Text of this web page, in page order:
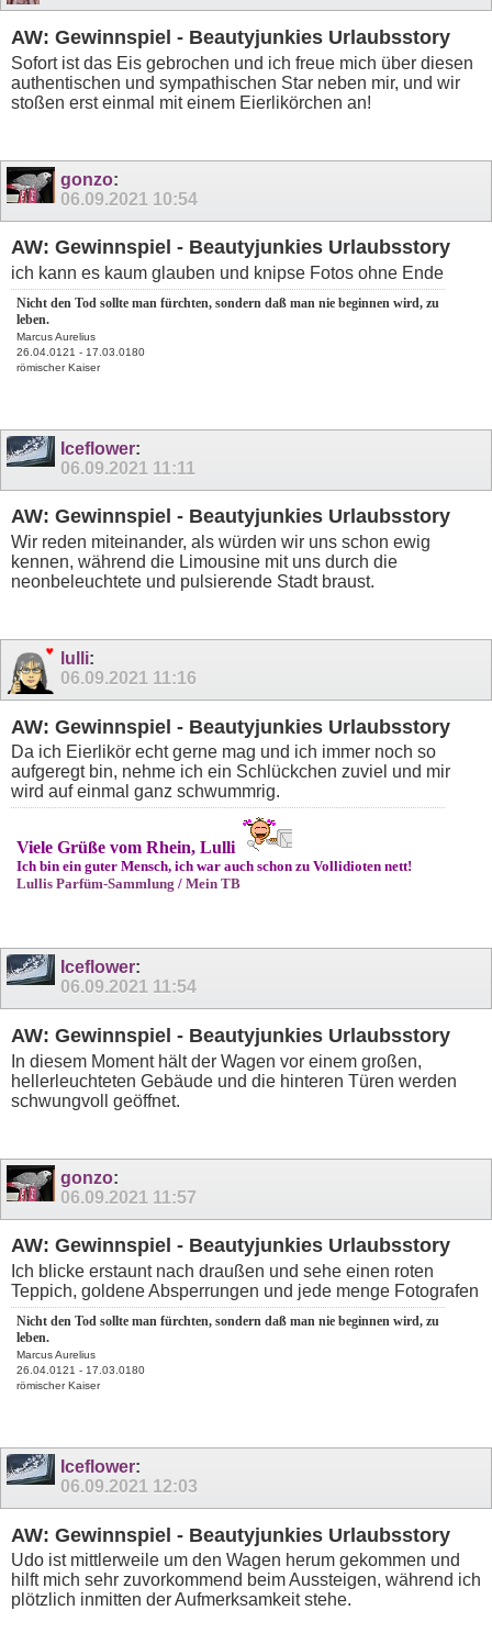
AW: Gewinnspiel - Beautyjunkies Urlaubsstory
Sofort ist das Eis gebrochen und ich freue mich über diesen
authentischen und sympathischen Star neben mir, und wir
stoßen erst einmal mit einem Eierlikörchen an!
gonzo:
06.09.2021 10:54
AW: Gewinnspiel - Beautyjunkies Urlaubsstory
ich kann es kaum glauben und knipse Fotos ohne Ende
Nicht den Tod sollte man fürchten, sondern daß man nie beginnen wird, zu
leben.
Marcus Aurelius
26.04.0121 - 17.03.0180
römischer Kaiser
Iceflower:
06.09.2021 11:11
AW: Gewinnspiel - Beautyjunkies Urlaubsstory
Wir reden miteinander, als würden wir uns schon ewig
kennen, während die Limousine mit uns durch die
neonbeleuchtete und pulsierende Stadt braust.
lulli:
06.09.2021 11:16
AW: Gewinnspiel - Beautyjunkies Urlaubsstory
Da ich Eierlikör echt gerne mag und ich immer noch so
aufgeregt bin, nehme ich ein Schlückchen zuviel und mir
wird auf einmal ganz schwummrig.
Viele Grüße vom Rhein, Lulli
Ich bin ein guter Mensch, ich war auch schon zu Vollidioten nett!
Lullis Parfüm-Sammlung / Mein TB
Iceflower:
06.09.2021 11:54
AW: Gewinnspiel - Beautyjunkies Urlaubsstory
In diesem Moment hält der Wagen vor einem großen,
hellerleuchteten Gebäude und die hinteren Türen werden
schwungvoll geöffnet.
gonzo:
06.09.2021 11:57
AW: Gewinnspiel - Beautyjunkies Urlaubsstory
Ich blicke erstaunt nach draußen und sehe einen roten
Teppich, goldene Absperrungen und jede menge Fotografen
Nicht den Tod sollte man fürchten, sondern daß man nie beginnen wird, zu
leben.
Marcus Aurelius
26.04.0121 - 17.03.0180
römischer Kaiser
Iceflower:
06.09.2021 12:03
AW: Gewinnspiel - Beautyjunkies Urlaubsstory
Udo ist mittlerweile um den Wagen herum gekommen und
hilft mich sehr zuvorkommend beim Aussteigen, während ich
plötzlich inmitten der Aufmerksamkeit stehe.